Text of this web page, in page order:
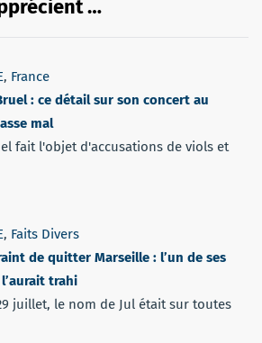
…
, France
: ce détail sur son concert au
mal
fait l'objet d'accusations de viols et
, Faits Divers
de quitter Marseille : l’un de ses
trahi
juillet, le nom de Jul était sur toutes